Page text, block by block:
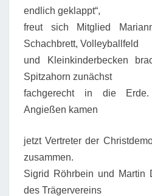
endlich geklappt“,
freut sich Mitglied
Schachbrett, Volleyballfeld
und Kleinkinderbecken
Spitzahorn zunächst
fachgerecht in die Erde.
Angießen kamen
jetzt Vertreter der
zusammen.
Sigrid Röhrbein und Martin
des Trägervereins